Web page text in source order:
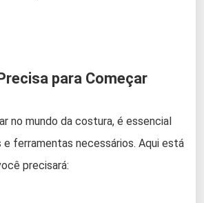
para Começar
no mundo da costura, é essencial
e ferramentas necessários. Aqui está
precisará: